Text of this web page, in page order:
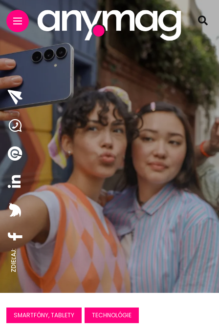
ZDIEĽAJ:
SMARTFÓNY, TABLETY TECHNOLÓGIE